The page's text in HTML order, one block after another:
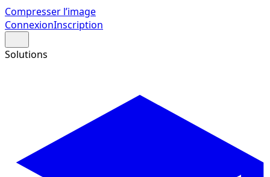
Compresser l’image
ConnexionInscription
Solutions